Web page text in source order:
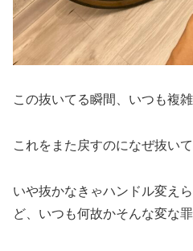
この抜いてる瞬間、いつも複
これをまた戻すのになぜ抜い
いや抜かなきゃハンドル変え
ど、いつも何故かそんな変な